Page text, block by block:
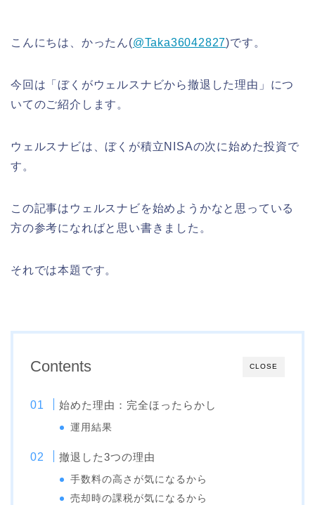
こんにちは、かったん(@Taka36042827)です。
今回は「ぼくがウェルスナビから撤退した理由」につ
いてのご紹介します。
ウェルスナビは、ぼくが積立NISAの次に始めた投資で
す。
この記事はウェルスナビを始めようかなと思っている
方の参考になればと思い書きました。
それでは本題です。
CLOSE
Contents
始めた理由：完全ほったらかし
運用結果
撤退した3つの理由
手数料の高さが気になるから
売却時の課税が気になるから